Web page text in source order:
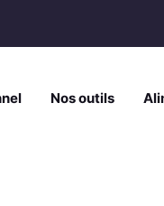
Nos outils